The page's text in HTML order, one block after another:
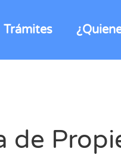
Trámites
de